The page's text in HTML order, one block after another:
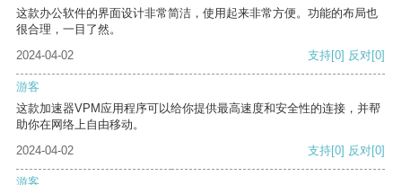
这款办公软件的界面设计非常简洁，使用起来非常方便。功能的布局也
很合理，一目了然。
2024-04-02
支持[0] 反对[0]
游客
这款加速器VPM应用程序可以给你提供最高速度和安全性的连接，并帮
助你在网络上自由移动。
2024-04-02
支持[0] 反对[0]
游客